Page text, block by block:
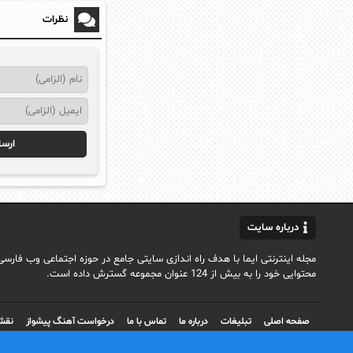
نظرات
درباره سایت
محتوایی خود را به بیش از 124 عنوان مجموعه گسترش داده است.
صفحه اصلی تبلیغات درباره ما تماس با ما درخواست آهنگ پیشواز